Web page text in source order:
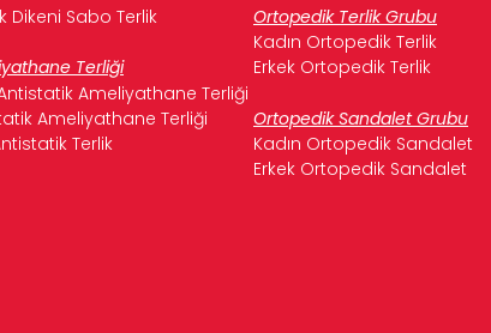
Dikeni Sabo Terlik
Ortopedik Terlik Grubu
Kadın Ortopedik Terlik
Terliği Erkek Ortopedik Terlik
Antistatik Ameliyathane Terliği
Ameliyathane Terliği Ortopedik Sandalet Grubu
Terlik Kadın Ortopedik Sandalet
Erkek Ortopedik Sandalet